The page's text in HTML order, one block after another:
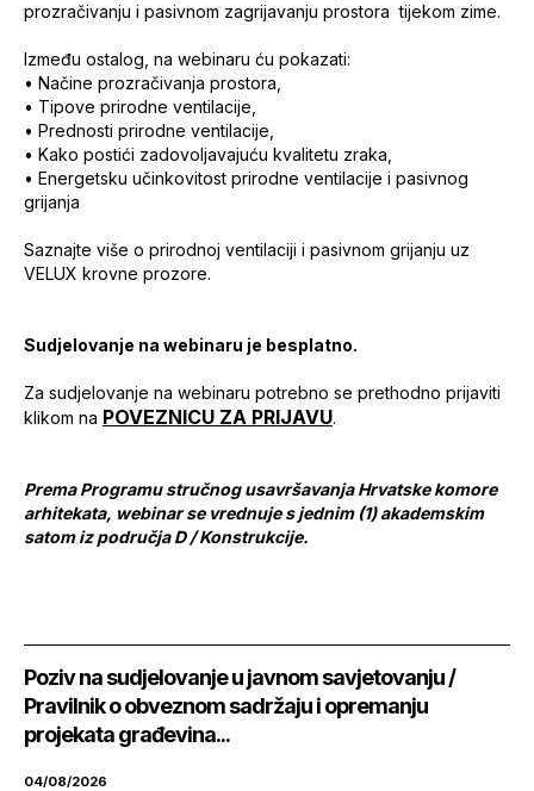
prozračivanju i pasivnom zagrijavanju prostora tijekom zime.
Između ostalog, na webinaru ću pokazati:
• Načine prozračivanja prostora,
• Tipove prirodne ventilacije,
• Prednosti prirodne ventilacije,
• Kako postići zadovoljavajuću kvalitetu zraka,
• Energetsku učinkovitost prirodne ventilacije i pasivnog
grijanja
Saznajte više o prirodnoj ventilaciji i pasivnom grijanju uz
VELUX krovne prozore.
Sudjelovanje na webinaru je besplatno.
Za sudjelovanje na webinaru potrebno se prethodno prijaviti
klikom na POVEZNICU ZA PRIJAVU.
Prema Programu stručnog usavršavanja Hrvatske komore
arhitekata, webinar se vrednuje s jednim (1) akademskim
satom iz područja D / Konstrukcije.
Poziv na sudjelovanje u javnom savjetovanju /
Pravilnik o obveznom sadržaju i opremanju
projekata građevina...
04/08/2026